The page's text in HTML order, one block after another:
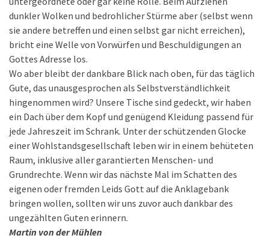
dunkler Wolken und bedrohlicher Stürme aber (selbst wenn
sie andere betreffen und einen selbst gar nicht erreichen),
bricht eine Welle von Vorwürfen und Beschuldigungen an
Gottes Adresse los.
Wo aber bleibt der dankbare Blick nach oben, für das täglich
Gute, das unausgesprochen als Selbstverständlichkeit
hingenommen wird? Unsere Tische sind gedeckt, wir haben
ein Dach über dem Kopf und genügend Kleidung passend für
jede Jahreszeit im Schrank. Unter der schützenden Glocke
einer Wohlstandsgesellschaft leben wir in einem behüteten
Raum, inklusive aller garantierten Menschen- und
Grundrechte. Wenn wir das nächste Mal im Schatten des
eigenen oder fremden Leids Gott auf die Anklagebank
bringen wollen, sollten wir uns zuvor auch dankbar des
ungezählten Guten erinnern.
Martin von der Mühlen